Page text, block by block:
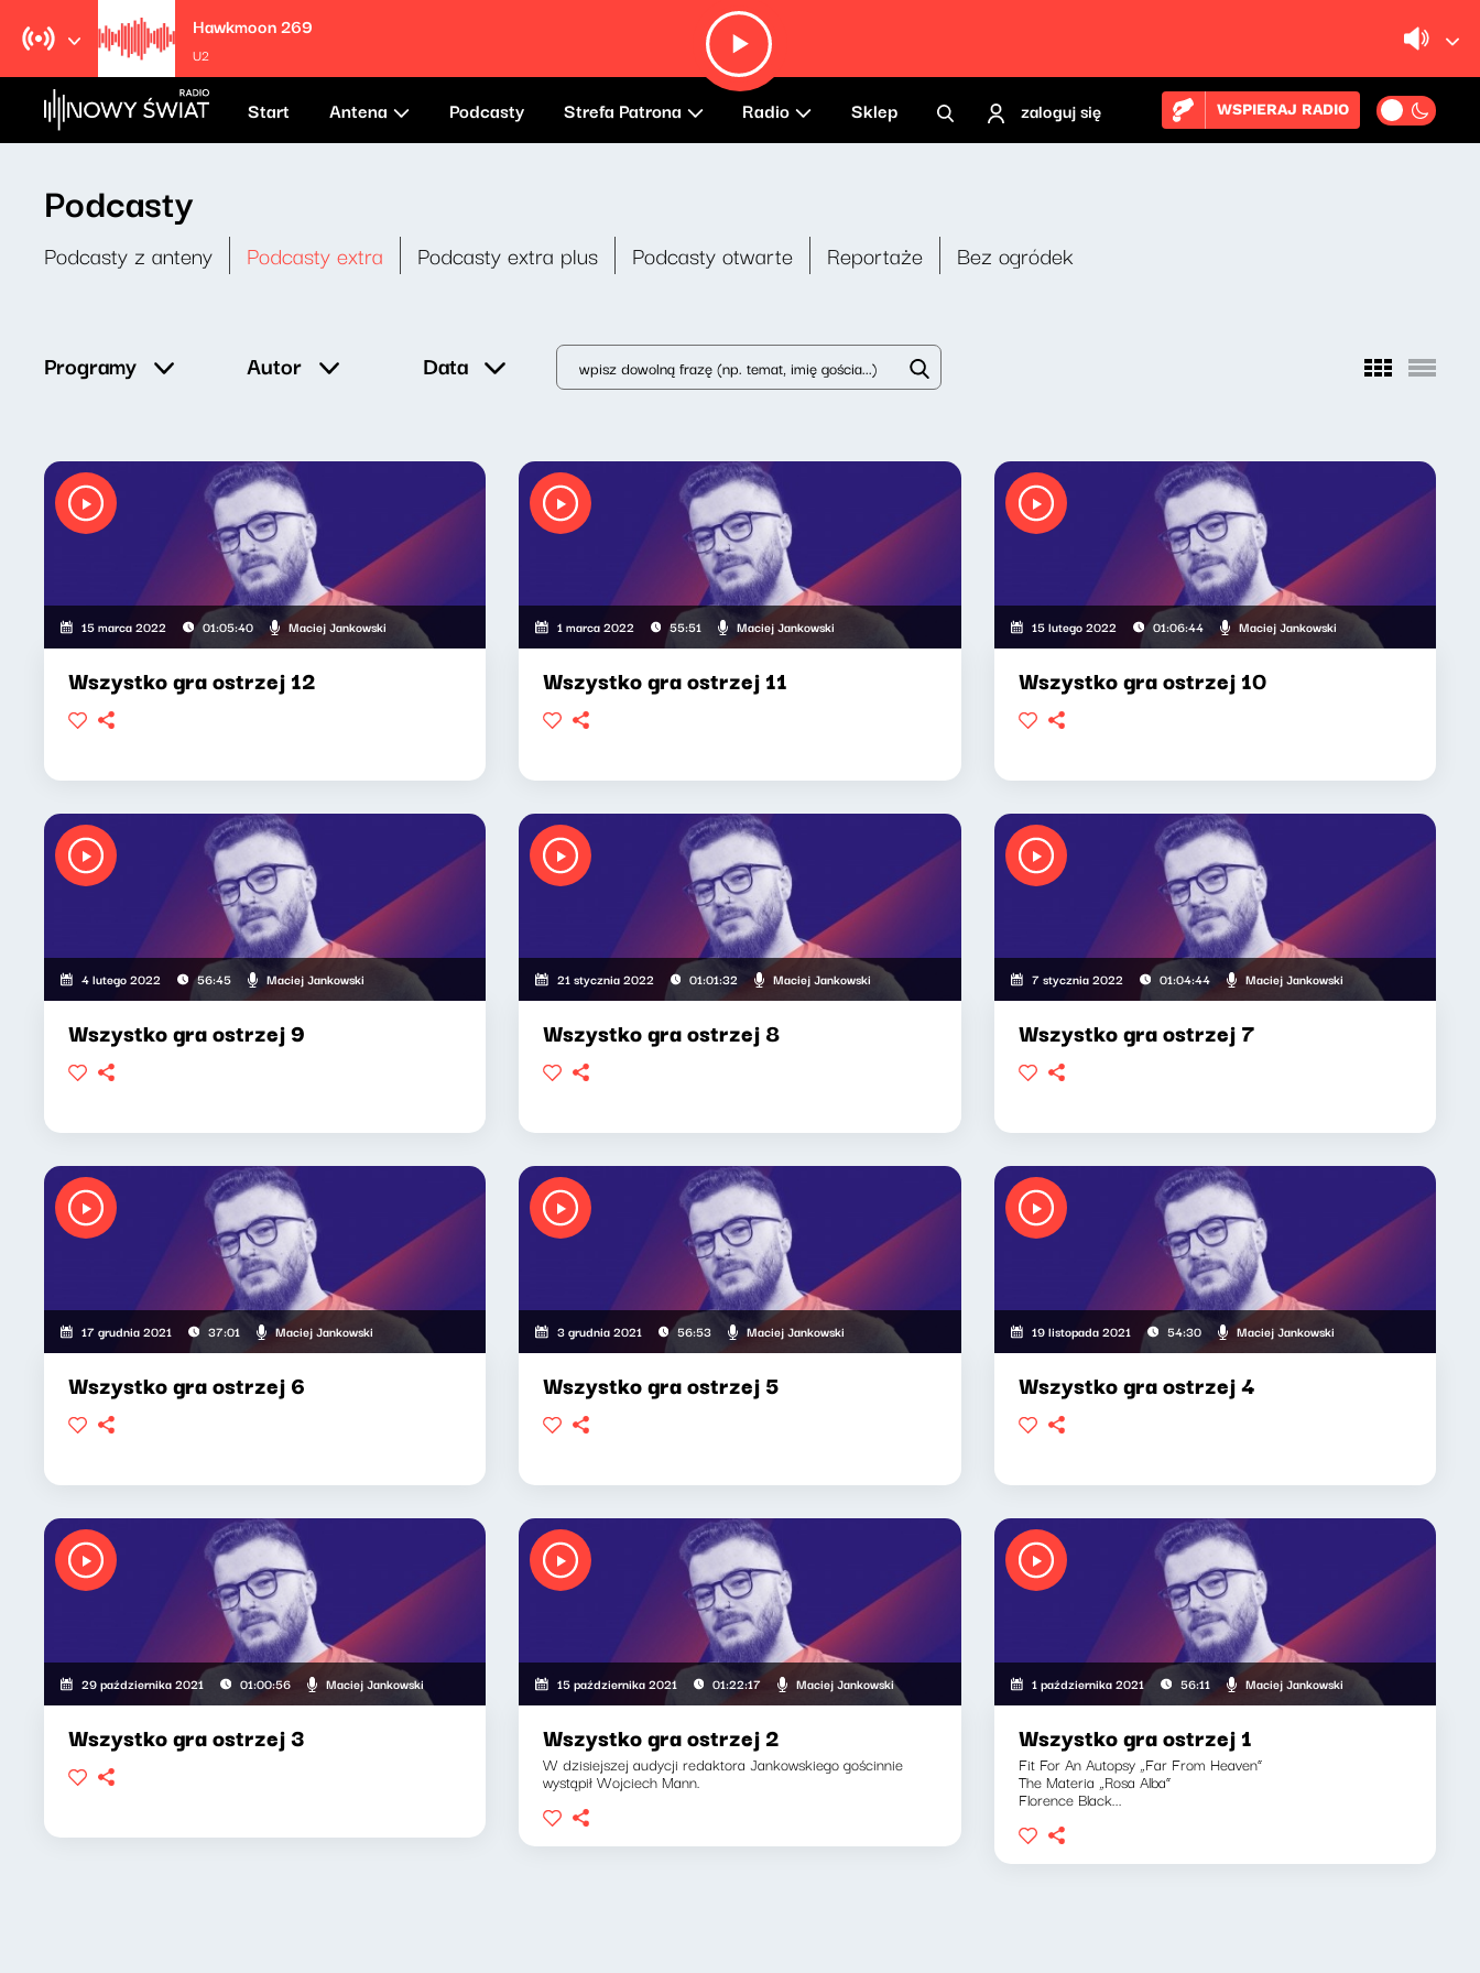
Hawkmoon 269
U2
Start Antena Podcasty Strefa Patrona Radio Sklep zaloguj się WSPIERAJ RADIO
Podcasty
Podcasty z anteny Podcasty extra Podcasty extra plus Podcasty otwarte Reportaże Bez ogródek
Programy Autor Data
15 marca 2022 01:05:40 Maciej Jankowski
Wszystko gra ostrzej 12
1 marca 2022 55:51 Maciej Jankowski
Wszystko gra ostrzej 11
15 lutego 2022 01:06:44 Maciej Jankowski
Wszystko gra ostrzej 10
4 lutego 2022 56:45 Maciej Jankowski
Wszystko gra ostrzej 9
21 stycznia 2022 01:01:32 Maciej Jankowski
Wszystko gra ostrzej 8
7 stycznia 2022 01:04:44 Maciej Jankowski
Wszystko gra ostrzej 7
17 grudnia 2021 37:01 Maciej Jankowski
Wszystko gra ostrzej 6
3 grudnia 2021 56:53 Maciej Jankowski
Wszystko gra ostrzej 5
19 listopada 2021 54:30 Maciej Jankowski
Wszystko gra ostrzej 4
29 października 2021 01:00:56 Maciej Jankowski
Wszystko gra ostrzej 3
15 października 2021 01:22:17 Maciej Jankowski
Wszystko gra ostrzej 2
W dzisiejszej audycji redaktora Jankowskiego gościnnie
wystąpił Wojciech Mann.
1 października 2021 56:11 Maciej Jankowski
Wszystko gra ostrzej 1
Fit For An Autopsy „Far From Heaven”
The Materia „Rosa Alba”
Florence Black...